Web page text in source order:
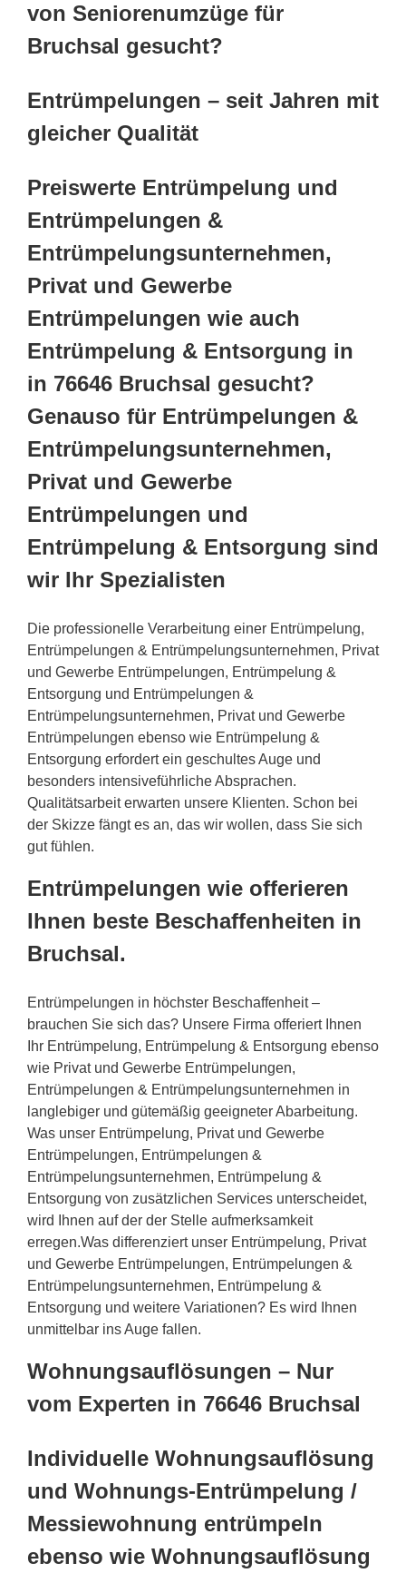
von Seniorenumzüge für
Bruchsal gesucht?
Entrümpelungen – seit Jahren mit
gleicher Qualität
Preiswerte Entrümpelung und
Entrümpelungen &
Entrümpelungsunternehmen,
Privat und Gewerbe
Entrümpelungen wie auch
Entrümpelung & Entsorgung in
in 76646 Bruchsal gesucht?
Genauso für Entrümpelungen &
Entrümpelungsunternehmen,
Privat und Gewerbe
Entrümpelungen und
Entrümpelung & Entsorgung sind
wir Ihr Spezialisten
Die professionelle Verarbeitung einer Entrümpelung,
Entrümpelungen & Entrümpelungsunternehmen, Privat
und Gewerbe Entrümpelungen, Entrümpelung &
Entsorgung und Entrümpelungen &
Entrümpelungsunternehmen, Privat und Gewerbe
Entrümpelungen ebenso wie Entrümpelung &
Entsorgung erfordert ein geschultes Auge und
besonders intensiveführliche Absprachen.
Qualitätsarbeit erwarten unsere Klienten. Schon bei
der Skizze fängt es an, das wir wollen, dass Sie sich
gut fühlen.
Entrümpelungen wie offerieren
Ihnen beste Beschaffenheiten in
Bruchsal.
Entrümpelungen in höchster Beschaffenheit –
brauchen Sie sich das? Unsere Firma offeriert Ihnen
Ihr Entrümpelung, Entrümpelung & Entsorgung ebenso
wie Privat und Gewerbe Entrümpelungen,
Entrümpelungen & Entrümpelungsunternehmen in
langlebiger und gütemäßig geeigneter Abarbeitung.
Was unser Entrümpelung, Privat und Gewerbe
Entrümpelungen, Entrümpelungen &
Entrümpelungsunternehmen, Entrümpelung &
Entsorgung von zusätzlichen Services unterscheidet,
wird Ihnen auf der der Stelle aufmerksamkeit
erregen.Was differenziert unser Entrümpelung, Privat
und Gewerbe Entrümpelungen, Entrümpelungen &
Entrümpelungsunternehmen, Entrümpelung &
Entsorgung und weitere Variationen? Es wird Ihnen
unmittelbar ins Auge fallen.
Wohnungsauflösungen – Nur
vom Experten in 76646 Bruchsal
Individuelle Wohnungsauflösung
und Wohnungs-Entrümpelung /
Messiewohnung entrümpeln
ebenso wie Wohnungsauflösung